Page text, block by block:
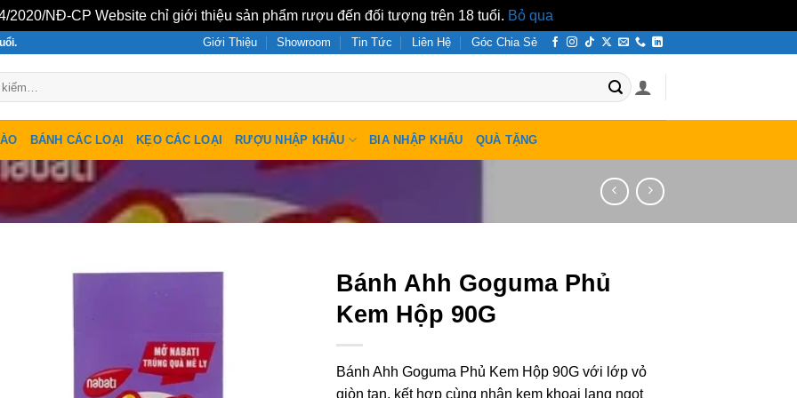
2020/NĐ-CP Website chỉ giới thiệu sản phẩm rượu đến đối tượng trên 18 tuổi. Bỏ qua
Giới Thiệu Showroom Tin Tức Liên Hệ Góc Chia Sẻ
BÁNH CÁC LOẠI KẸO CÁC LOẠI RƯỢU NHẬP KHẨU BIA NHẬP KHẨU QUÀ TẶNG
Bánh Ahh Goguma Phủ
Kem Hộp 90G
Bánh Ahh Goguma Phủ Kem Hộp 90G với lớp vỏ
giòn tan, kết hợp cùng nhân kem khoai lang ngọt